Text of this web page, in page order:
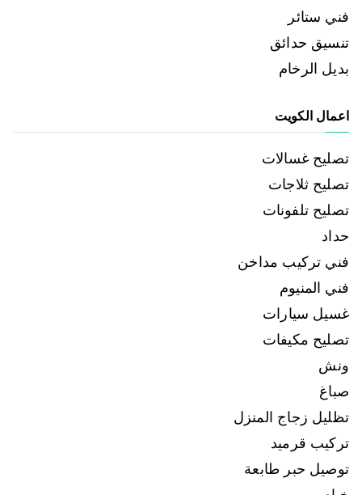
فني ستائر
تنسيق حدائق
بديل الرخام
اعمال الكويت
تصليح غسالات
تصليح ثلاجات
تصليح تلفونات
حداد
فني تركيب مداخن
فني المنيوم
غسيل سيارات
تصليح مكيفات
ونش
صباغ
تظليل زجاج المنزل
تركيب قرميد
توصيل حبر طابعة